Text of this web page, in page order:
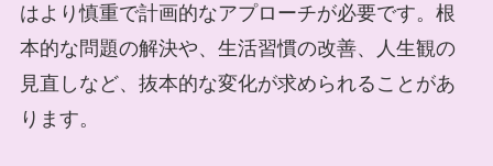
はより慎重で計画的なアプローチが必要です。根
本的な問題の解決や、生活習慣の改善、人生観の
見直しなど、抜本的な変化が求められることがあ
ります。